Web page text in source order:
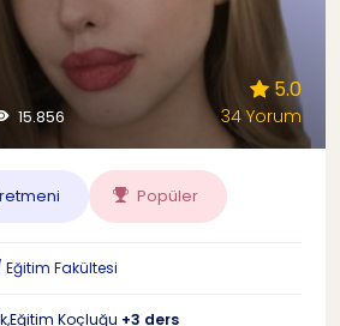
15.856
5.0
34 Yorum
Popüler
Eğitim Fakültesi
Koçluğu +3 ders